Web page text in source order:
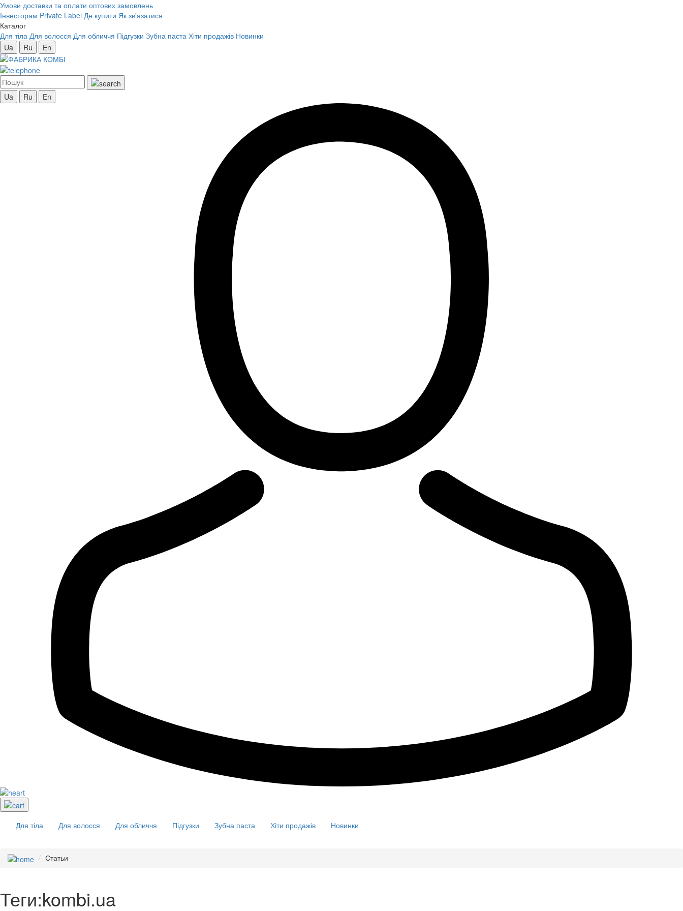
Умови доставки та оплати оптових замовлень
Інвесторам Private Label Де купити Як зв'язатися
Каталог
Для тіла Для волосся Для обличчя Підгузки Зубна паста Хіти продажів Новинки
Ua
Ru En
Ua Ru En
Для тіла Для волосся Для обличчя Підгузки Зубна паста Хіти продажів Новинки
Статьи
Теги:kombi.ua